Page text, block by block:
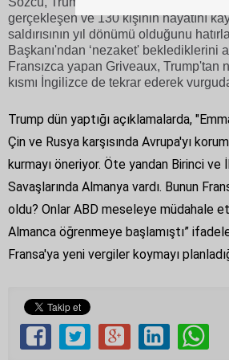
gerçekleşen ve 130 kişinin hayatını
saldırısının yıl dönümü olduğunu
Başkanı'ndan ‘nezaket' beklediklerini
Fransızca yapan Griveaux, Trump'tan
kısmı İngilizce de tekrar ederek
Trump dün yaptığı açıklamalarda,
Çin ve Rusya karşısında Avrupa'yı
kurmayı öneriyor. Öte yandan Birinci ve
Savaşlarında Almanya vardı. Bunun
oldu? Onlar ABD meseleye müdahale
Almanca öğrenmeye başlamıştı”
Fransa'ya yeni vergiler koymayı